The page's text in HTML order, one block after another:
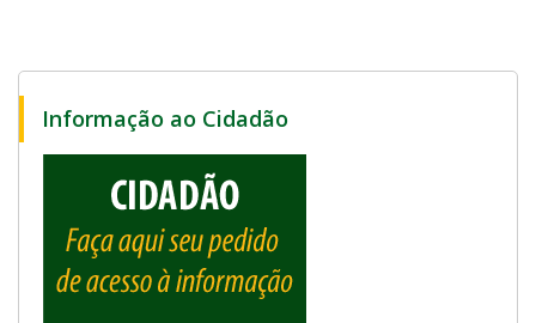
r
i
r
á
e
m
u
Informação ao Cidadão